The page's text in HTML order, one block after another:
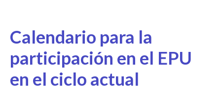
Calendario para la
participación en el EPU
en el ciclo actual